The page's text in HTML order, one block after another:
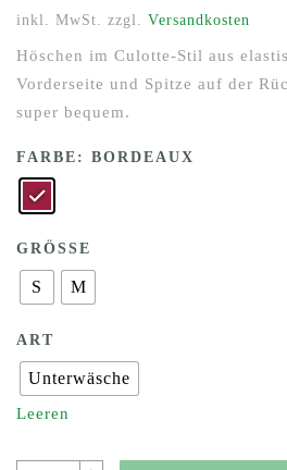
inkl. MwSt. zzgl. Versandkosten
Höschen im Culotte-Stil aus
Vorderseite und Spitze auf der
super bequem.
FARBE : BORDEAUX
GRÖSSE
S M
ART
Unterwäsche
Leeren